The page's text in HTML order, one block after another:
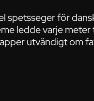
spetsseger för
ledde varje meter
utvändigt om